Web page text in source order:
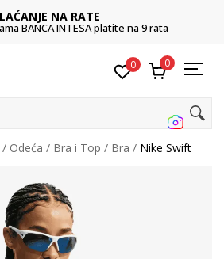
NA RATE
BANCA INTESA platite na 9 rata
0 0
Odeća Bra i Top Bra Nike Swift